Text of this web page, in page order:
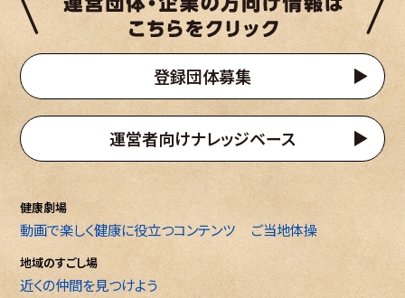
登録団体募集
運営者向けナレッジベース
健康劇場
動画で楽しく健康に役立つコンテンツ ご当地体操
地域のすごし場
近くの仲間を見つけよう